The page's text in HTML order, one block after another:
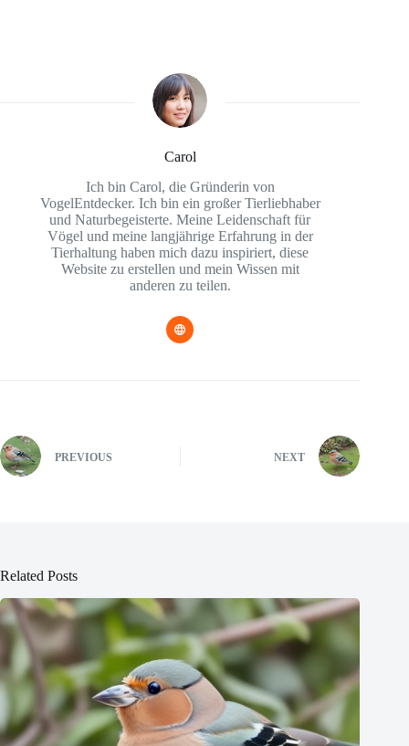
Carol
Ich bin Carol, die Gründerin von
VogelEntdecker. Ich bin ein großer Tierliebhaber
und Naturbegeisterte. Meine Leidenschaft für
Vögel und meine langjährige Erfahrung in der
Tierhaltung haben mich dazu inspiriert, diese
Website zu erstellen und mein Wissen mit
anderen zu teilen.
PREVIOUS NEXT
Related Posts